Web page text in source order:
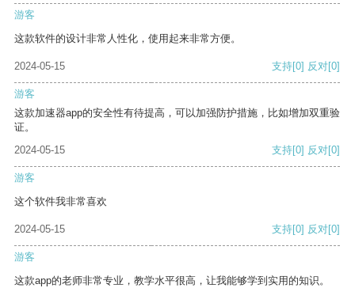
游客
这款软件的设计非常人性化，使用起来非常方便。
2024-05-15 支持[0] 反对[0]
游客
这款加速器app的安全性有待提高，可以加强防护措施，比如增加双重验
证。
2024-05-15
支持[0] 反对[0]
游客
这个软件我非常喜欢
2024-05-15 支持[0] 反对[0]
游客
这款app的老师非常专业，教学水平很高，让我能够学到实用的知识。